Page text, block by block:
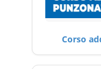
Corso